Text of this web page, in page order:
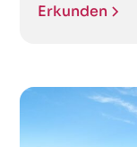
Erkunden